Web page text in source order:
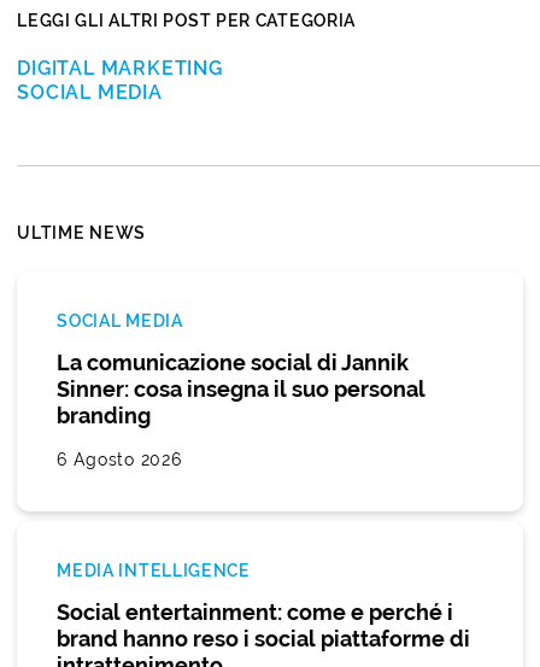
LEGGI GLI ALTRI POST PER CATEGORIA
DIGITAL MARKETING
SOCIAL MEDIA
ULTIME NEWS
SOCIAL MEDIA
La comunicazione social di Jannik
Sinner: cosa insegna il suo personal
branding
6 Agosto 2026
MEDIA INTELLIGENCE
Social entertainment: come e perché i
brand hanno reso i social piattaforme di